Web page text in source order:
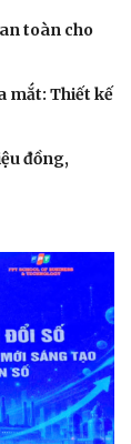
toàn cho
mắt: Thiết kế
đồng,